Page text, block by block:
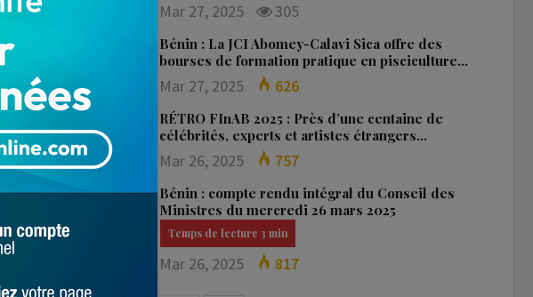
(ANM)
agents de
en la
du commerce
face à la
la
pas servir aux
Mar 27, 2025 305
Bénin : La JCI Abomey-Calavi Sica offre des
bourses de formation pratique en pisciculture…
Mar 27, 2025 626
RÉTRO FInAB 2025 : Près d’une centaine de
célébrités, experts et artistes étrangers…
Mar 26, 2025 757
Bénin : compte rendu intégral du Conseil des
Ministres du mercredi 26 mars 2025
Mar 26, 2025 817